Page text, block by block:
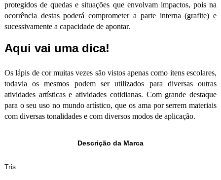
protegidos de quedas e situações que envolvam impactos, pois na
ocorrência destas poderá comprometer a parte interna (grafite) e
sucessivamente a capacidade de apontar.
Aqui vai uma dica!
Os lápis de cor muitas vezes são vistos apenas como itens escolares,
todavia os mesmos podem ser utilizados para diversas outras
atividades artísticas e atividades cotidianas. Com grande destaque
para o seu uso no mundo artístico, que os ama por serrem materiais
com diversas tonalidades e com diversos modos de aplicação.
Descrição da Marca
Tris